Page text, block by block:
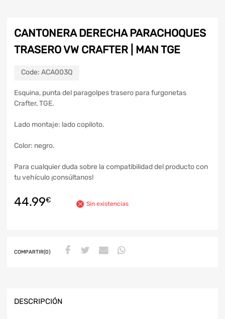
CANTONERA DERECHA PARACHOQUES
TRASERO VW CRAFTER | MAN TGE
Code: ACA003Q
Esquina, punta del paragolpes trasero para furgonetas
Crafter, TGE.
Lado montaje: lado copiloto.
Color: negro.
Para cualquier duda sobre la compatibilidad del producto con
tu vehículo ¡consúltanos!
44.99€ Sin existencias
COMPARTIR(0)
DESCRIPCIÓN